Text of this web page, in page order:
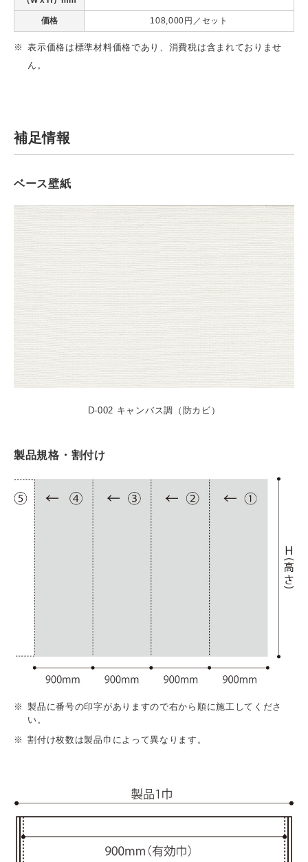
価格 108,000円／セット
表示価格は標準材料価格であり、消費税は含まれておりませ
ん。
補足情報
ベース壁紙
D-002 キャンバス調（防カビ）
製品規格・割付け
製品に番号の印字がありますので右から順に施工してくださ
い。
割付け枚数は製品巾によって異なります。